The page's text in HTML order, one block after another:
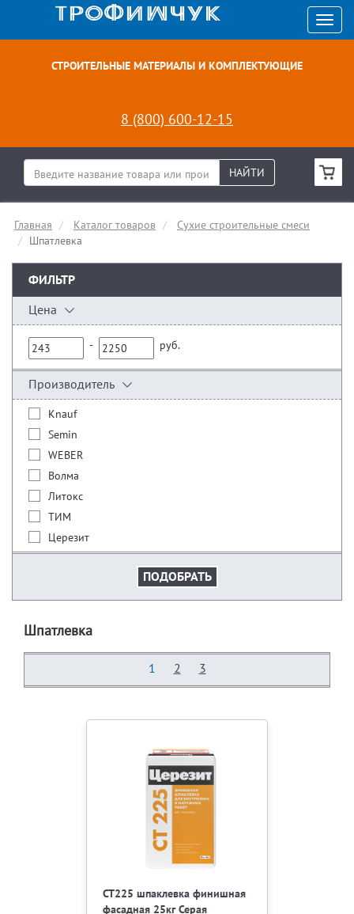
СТРОИТЕЛЬНЫЕ МАТЕРИАЛЫ И КОМПЛЕКТУЮЩИЕ
8 (800) 600-12-15
НАЙТИ
Главная Каталог товаров
Сухие строительные смеси
Шпатлевка
ФИЛЬТР
Цена
- руб.
Производитель
Knauf
Semin
WEBER
Волма
Литокс
ТИМ
Церезит
Шпатлевка
1 2 3
СТ225 шпаклевка финишная
фасадная 25кг Серая